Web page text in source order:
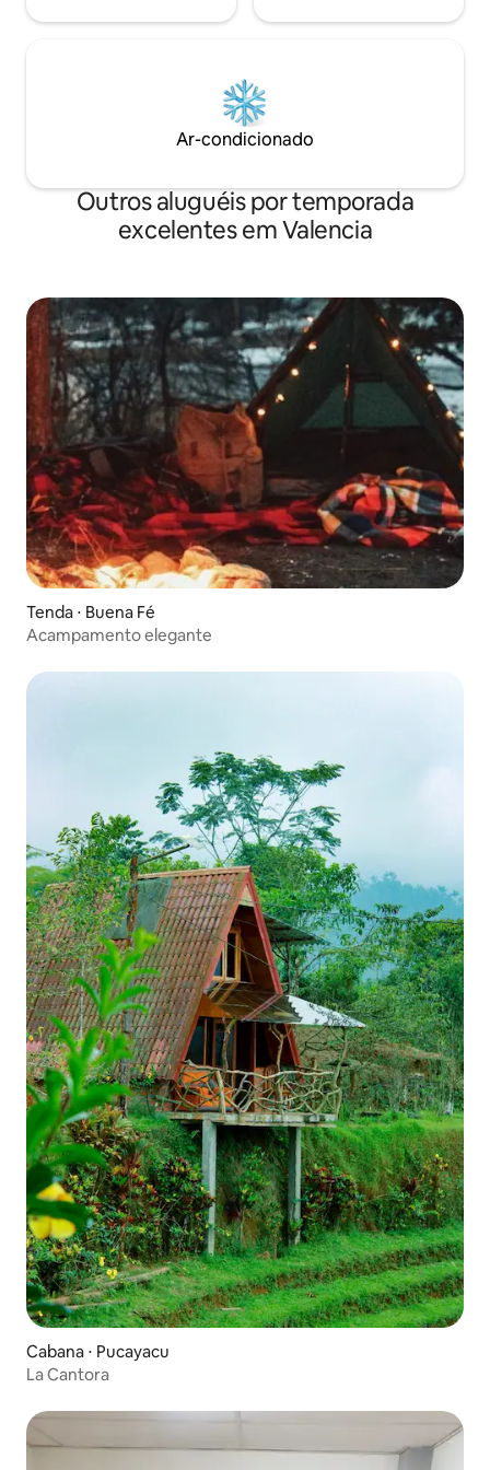
Ar-condicionado
Outros aluguéis por temporada
excelentes em Valencia
Tenda ⋅ Buena Fé
Acampamento elegante
Cabana ⋅ Pucayacu
La Cantora